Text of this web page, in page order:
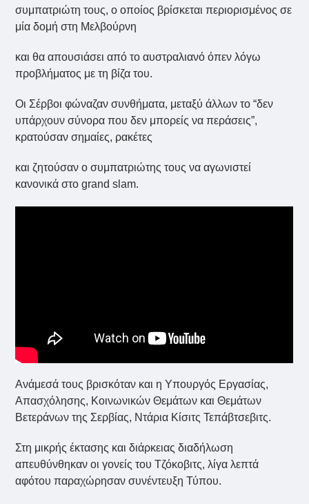
συμπατριώτη τους, ο οποίος βρίσκεται περιορισμένος σε
μία δομή στη Μελβούρνη
και θα απουσιάσει από το αυστραλιανό όπεν λόγω
προβλήματος με τη βίζα του.
Οι Σέρβοι φώναζαν συνθήματα, μεταξύ άλλων το “δεν
υπάρχουν σύνορα που δεν μπορείς να περάσεις”,
κρατούσαν σημαίες, ρακέτες
και ζητούσαν ο συμπατριώτης τους να αγωνιστεί
κανονικά στο grand slam.
Ανάμεσά τους βρισκόταν και η Υπουργός Εργασίας,
Απασχόλησης, Κοινωνικών Θεμάτων και Θεμάτων
Βετεράνων της Σερβίας, Ντάρια Κίσιτς Τεπάβτσεβιτς.
Στη μικρής έκτασης και διάρκειας διαδήλωση
απευθύνθηκαν οι γονείς του Τζόκοβιτς, λίγα λεπτά
αφότου παραχώρησαν συνέντευξη Τύπου.